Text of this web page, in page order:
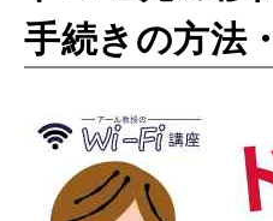
手続きの方法